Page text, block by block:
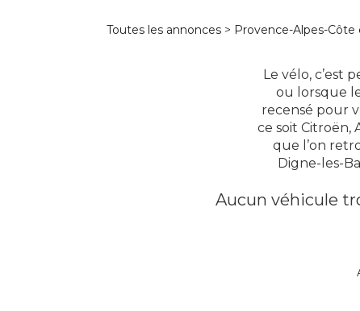
Toutes les annonces > Provence-Alpes-Côte
Le vélo, c’est
ou lorsque
recensé pour
ce soit Citroën,
que l’on
Digne-les-
Aucun véhicule